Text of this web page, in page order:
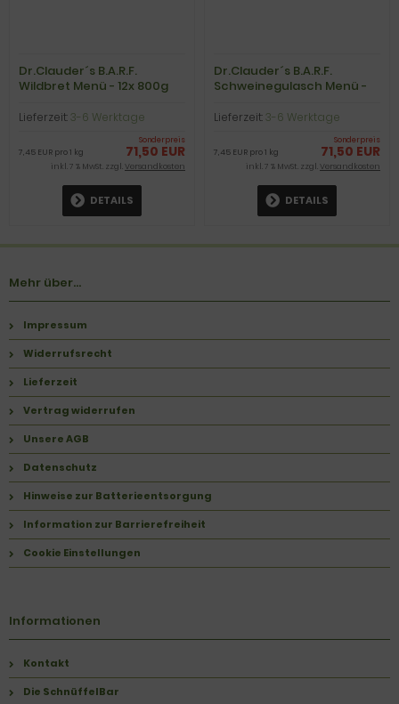
Dr.Clauder´s B.A.R.F.
Wildbret Menü - 12x 800g
Lieferzeit: 3-6 Werktage
Sonderpreis
71,50 EUR
7,45 EUR pro 1 kg
inkl. 7 % MwSt. zzgl.Versandkosten
DETAILS
Dr.Clauder´s B.A.R.F.
Schweinegulasch Menü -
Lieferzeit: 3-6 Werktage
Sonderpreis
71,50 EUR
7,45 EUR pro 1 kg
inkl. 7 % MwSt. zzgl.Versandkosten
DETAILS
Mehr über...
Impressum
Widerrufsrecht
Lieferzeit
Vertrag widerrufen
Unsere AGB
Datenschutz
Hinweise zur Batterieentsorgung
Information zur Barrierefreiheit
Cookie Einstellungen
Informationen
Kontakt
Die SchnüffelBar